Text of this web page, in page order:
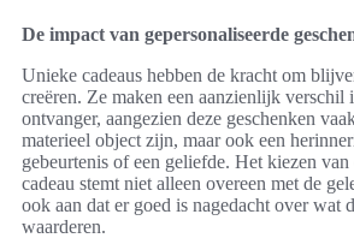
De impact van gepersonaliseerde
Unieke cadeaus hebben de kracht om
creëren. Ze maken een aanzienlijk verschil
ontvanger, aangezien deze geschenken
materieel object zijn, maar ook een
gebeurtenis of een geliefde. Het kiezen van
cadeau stemt niet alleen overeen met de
ook aan dat er goed is nagedacht over wat
waarderen.